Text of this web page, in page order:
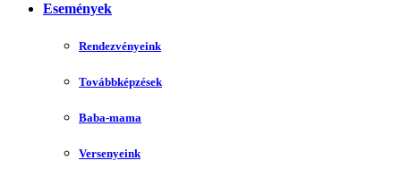
Események
Rendezvényeink
Továbbképzések
Baba-mama
Versenyeink